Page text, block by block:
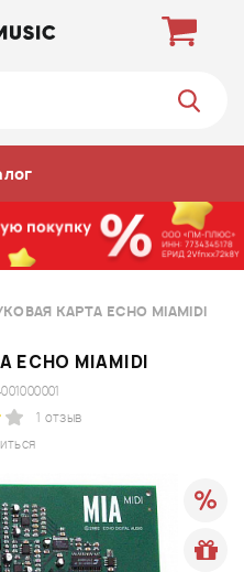
КАРТА ECHO MIAMIDI
MIAMIDI
1 отзыв